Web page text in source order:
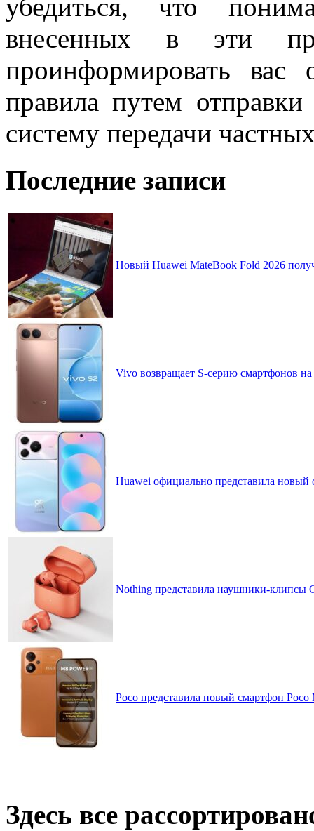
убедиться, что
внесенных в эти
проинформировать
правила путем
систему передачи
Последние записи
Новый Huawei MateBook Fold 2026
Vivo возвращает S-серию смартфонов
Huawei официально представила
Nothing представила наушники-клипсы
Poco представила новый смартфон
Здесь все